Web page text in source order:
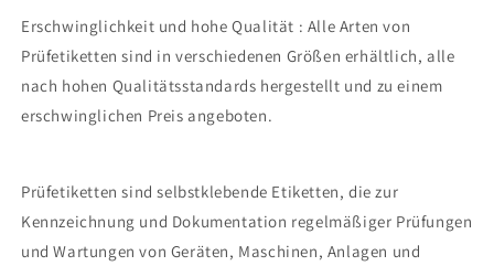
Erschwinglichkeit und hohe Qualität : Alle Arten von
Prüfetiketten sind in verschiedenen Größen erhältlich, alle
nach hohen Qualitätsstandards hergestellt und zu einem
erschwinglichen Preis angeboten.
Prüfetiketten sind selbstklebende Etiketten, die zur
Kennzeichnung und Dokumentation regelmäßiger Prüfungen
und Wartungen von Geräten, Maschinen, Anlagen und